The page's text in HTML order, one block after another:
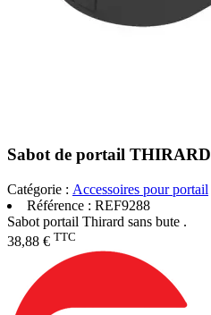
Sabot de portail THIRARD
Catégorie : Accessoires pour portail
Référence : REF9288
Sabot portail Thirard sans bute .
38,88 € TTC